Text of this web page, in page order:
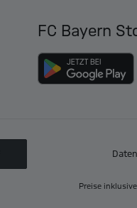
FC Bayern
Preise